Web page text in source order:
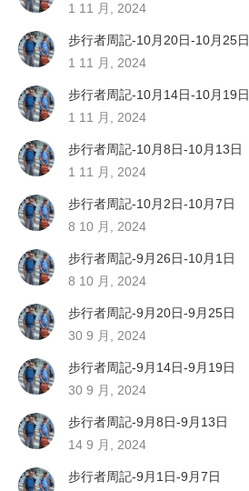
1 11 月, 2024
步行者周記-10月20日-10月25日
1 11 月, 2024
步行者周記-10月14日-10月19日
1 11 月, 2024
步行者周記-10月8日-10月13日
1 11 月, 2024
步行者周記-10月2日-10月7日
8 10 月, 2024
步行者周記-9月26日-10月1日
8 10 月, 2024
步行者周記-9月20日-9月25日
30 9 月, 2024
步行者周記-9月14日-9月19日
30 9 月, 2024
步行者周記-9月8日-9月13日
14 9 月, 2024
步行者周記-9月1日-9月7日